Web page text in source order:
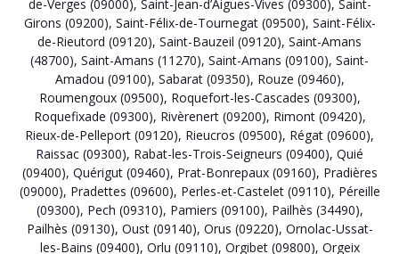
de-Verges (09000), Saint-Jean-d’Aigues-Vives (09300), Saint-
Girons (09200), Saint-Félix-de-Tournegat (09500), Saint-Félix-
de-Rieutord (09120), Saint-Bauzeil (09120), Saint-Amans
(48700), Saint-Amans (11270), Saint-Amans (09100), Saint-
Amadou (09100), Sabarat (09350), Rouze (09460),
Roumengoux (09500), Roquefort-les-Cascades (09300),
Roquefixade (09300), Rivèrenert (09200), Rimont (09420),
Rieux-de-Pelleport (09120), Rieucros (09500), Régat (09600),
Raissac (09300), Rabat-les-Trois-Seigneurs (09400), Quié
(09400), Quérigut (09460), Prat-Bonrepaux (09160), Pradières
(09000), Pradettes (09600), Perles-et-Castelet (09110), Péreille
(09300), Pech (09310), Pamiers (09100), Pailhès (34490),
Pailhès (09130), Oust (09140), Orus (09220), Ornolac-Ussat-
les-Bains (09400), Orlu (09110), Orgibet (09800), Orgeix